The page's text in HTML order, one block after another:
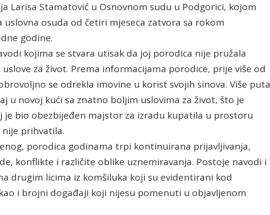
Larisa Stamatović u Osnovnom sudu u Podgorici, kojom
uslovna osuda od četiri mjeseca zatvora sa rokom
godine.
kojima se stvara utisak da joj porodica nije pružala
za život. Prema informacijama porodice, prije više od
se odrekla imovine u korist svojih sinova. Više puta
u novoj kući sa znatno boljim uslovima za život, što je
je bio obezbijeđen majstor za izradu kupatila u prostoru
prihvatila.
porodica godinama trpi kontinuirana prijavljivanja,
konflikte i različite oblike uznemiravanja. Postoje navodi i
drugim licima iz komšiluka koji su evidentirani kod
i brojni događaji koji nijesu pomenuti u objavljenom